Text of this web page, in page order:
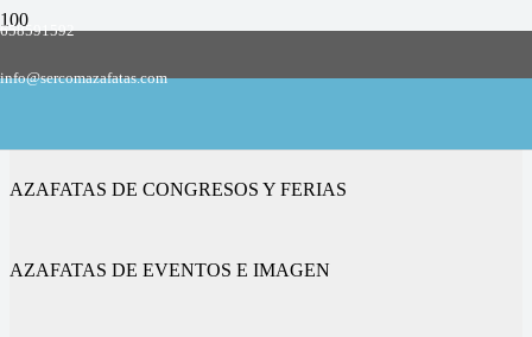
658591592
info@sercomazafatas.com
AZAFATAS DE CONGRESOS Y FERIAS
AZAFATAS DE EVENTOS E IMAGEN